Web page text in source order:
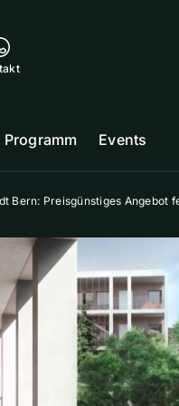
Programm Events
Bern: Preisgünstiges Angebot